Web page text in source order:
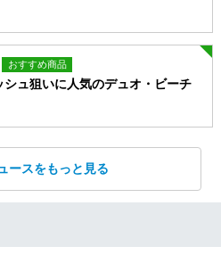
おすすめ商品
シュ狙いに人気のデュオ・ビーチ
ースをもっと見る